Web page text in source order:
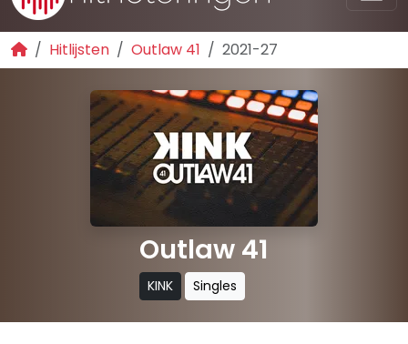
Hitlijsten Outlaw 41 2021-27
Outlaw 41
KINK Singles